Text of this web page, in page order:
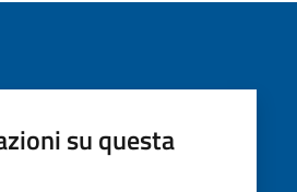
su questa